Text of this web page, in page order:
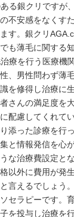
る銀クリですが
不安感をなくす
す。銀クリ
も薄毛に関する
療を行う医療機
、男性問わず薄
を修得し治療に
さんの満足度を
配慮してくれて
添った診療を行っ
と情報発信を心
な治療費設定と
以外に費用が発
言えるでしょう。
セラピーです。
を投与し治療を